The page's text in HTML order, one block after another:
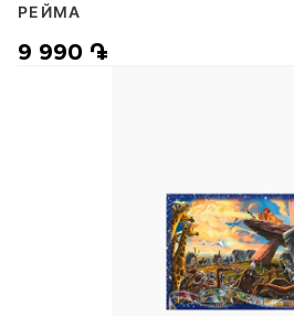
9 990 ֏
РЕЙМА